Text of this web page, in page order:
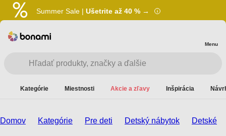
Summer Sale | Ušetrite až 40 % →
Menu
Kategórie Miestnosti Akcie a zľavy Inšpirácia
Domov Kategórie Pre deti Detský nábytok Detské